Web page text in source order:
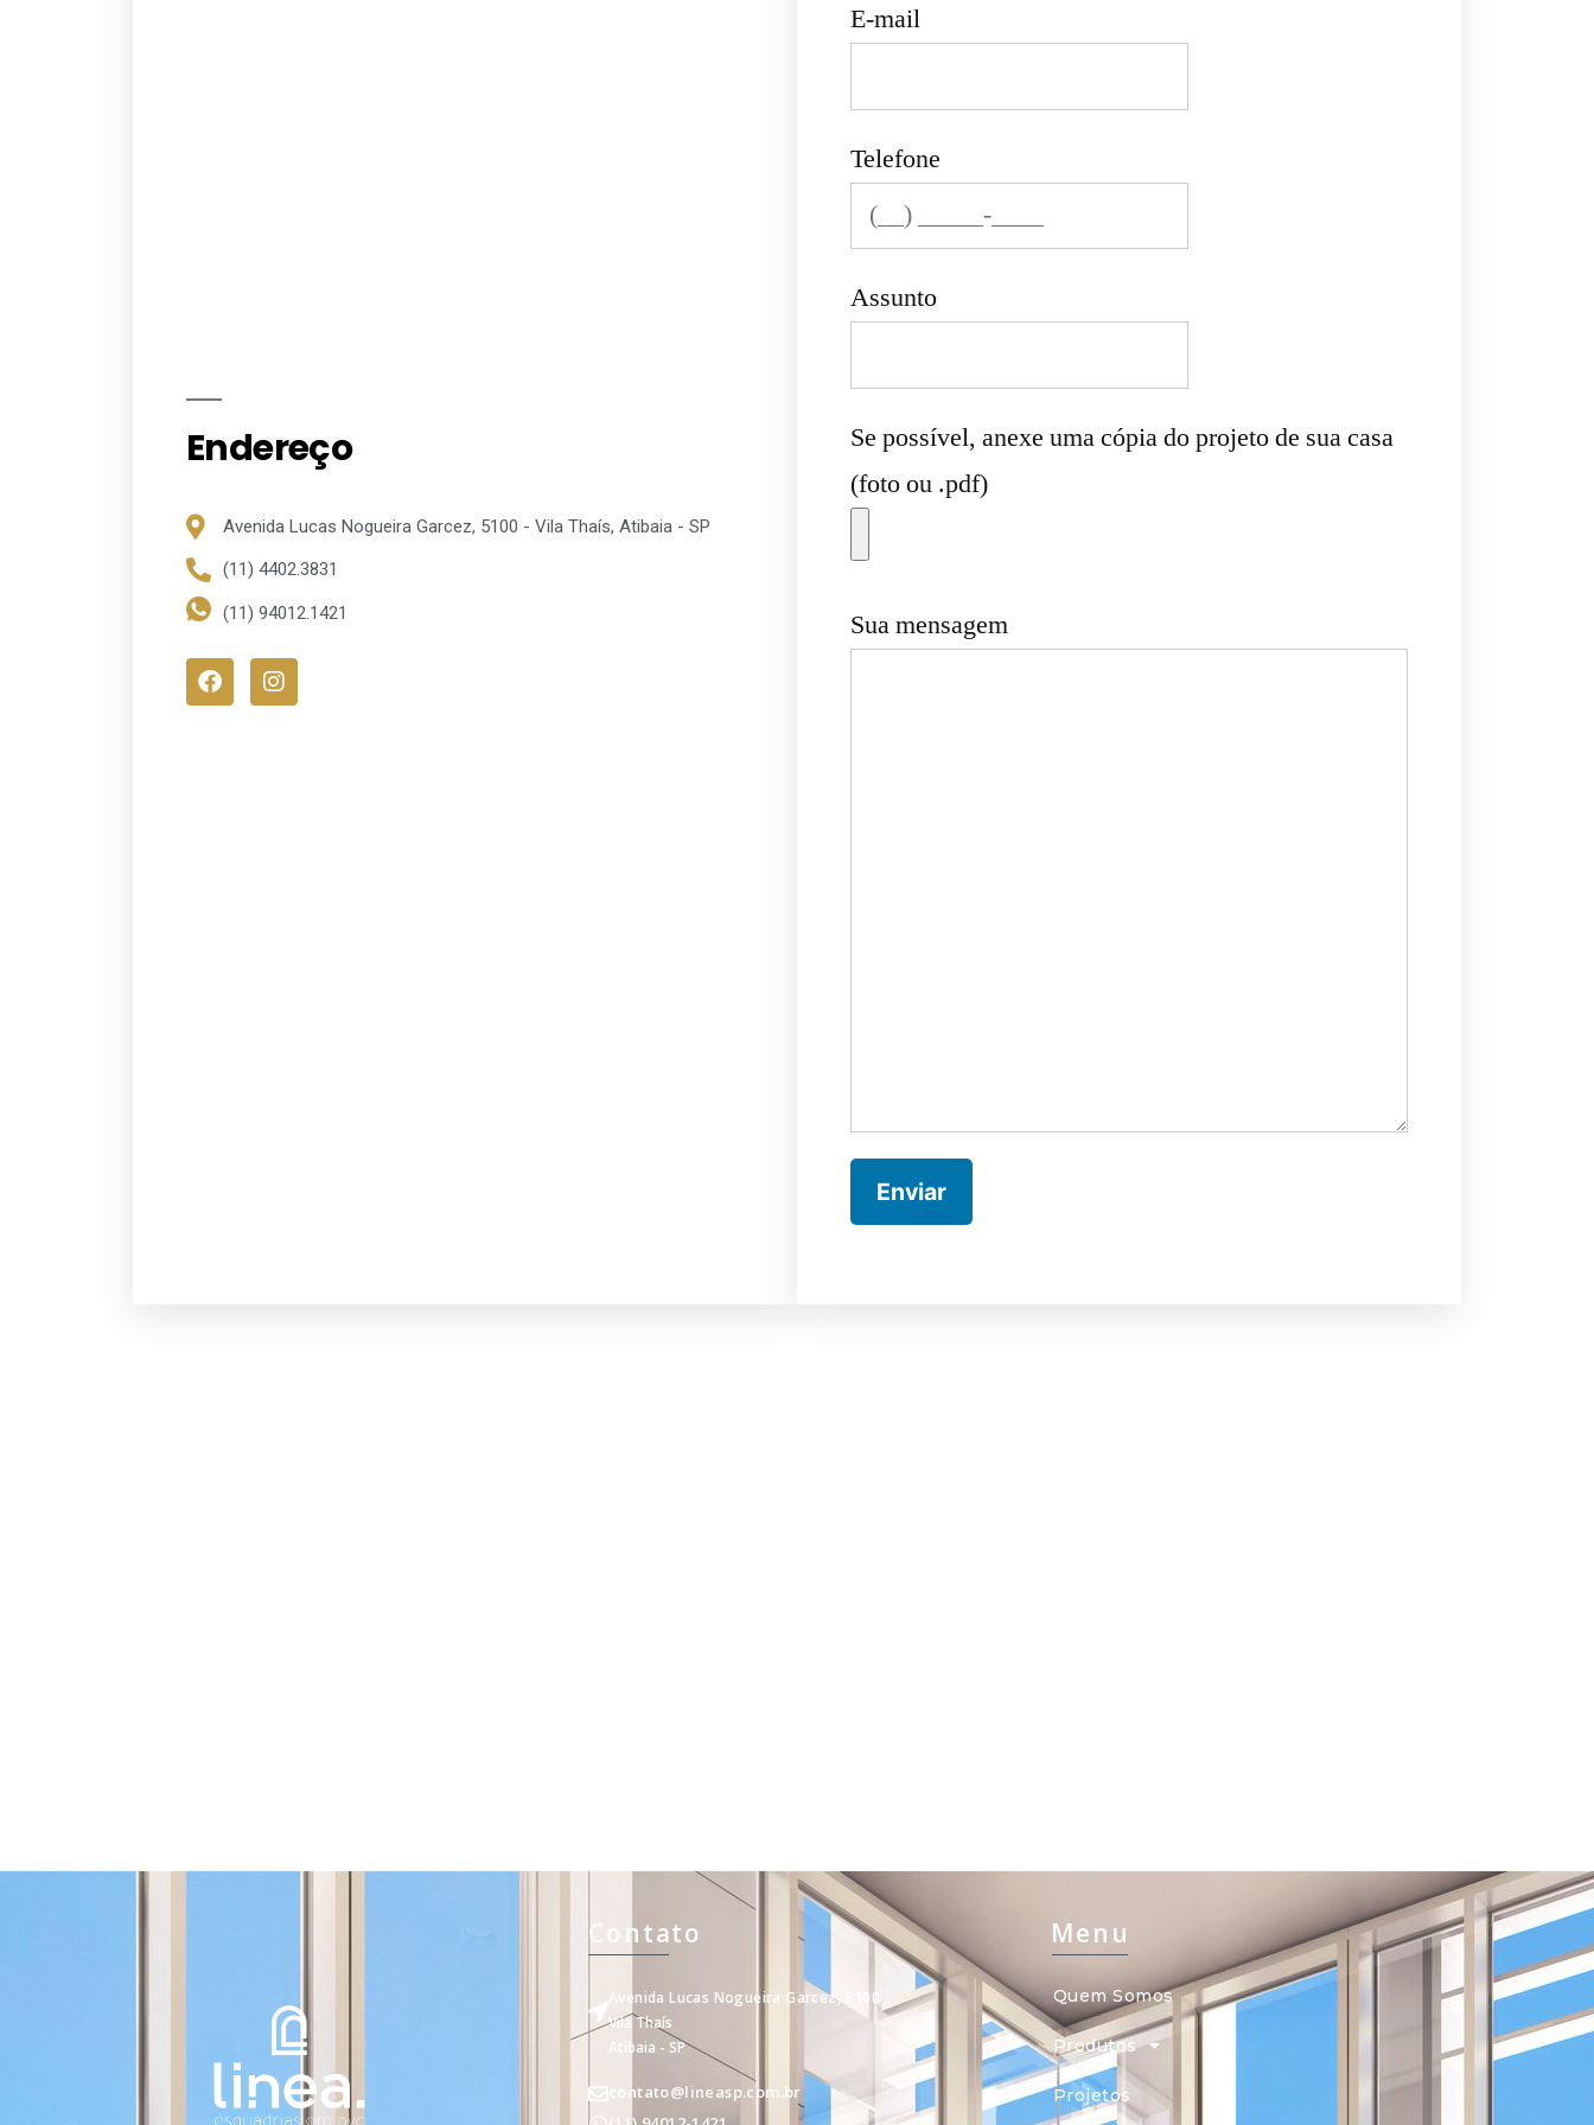
Endereço
Avenida Lucas Nogueira Garcez, 5100 - Vila Thaís, Atibaia - SP
(11) 4402.3831
(11) 94012.1421
E-mail
Telefone
Assunto
Se possível, anexe uma cópia do projeto de sua casa
(foto ou .pdf)
Sua mensagem
Contato
Avenida Lucas Nogueira Garcez, 5100
Vila Thaís
Atibaia - SP
contato@lineasp.com.br
Menu
Quem Somos
Produtos
Projetos